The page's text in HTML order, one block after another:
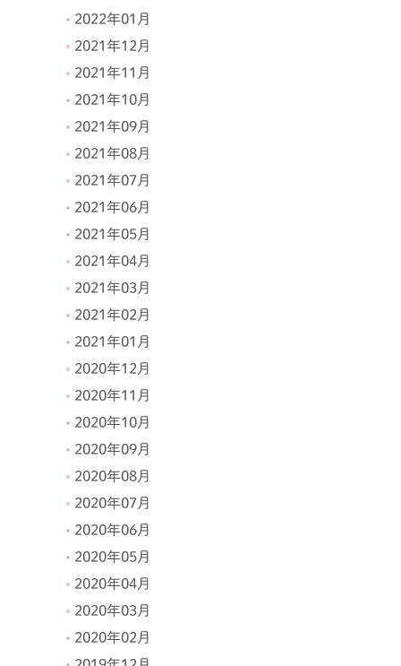
2022年01月
2021年12月
2021年11月
2021年10月
2021年09月
2021年08月
2021年07月
2021年06月
2021年05月
2021年04月
2021年03月
2021年02月
2021年01月
2020年12月
2020年11月
2020年10月
2020年09月
2020年08月
2020年07月
2020年06月
2020年05月
2020年04月
2020年03月
2020年02月